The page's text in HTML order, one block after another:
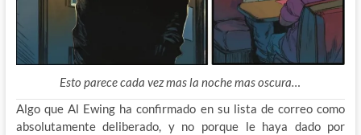
Esto parece cada vez mas la noche mas oscura…
Algo que Al Ewing ha confirmado en su lista de correo como
absolutamente deliberado, y no porque le haya dado por